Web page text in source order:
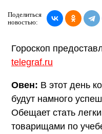
Поделиться
новостью:
Гороскоп
telegraf.ru
Овен: В этот день
будут намного
Обещает стать
товарищами по